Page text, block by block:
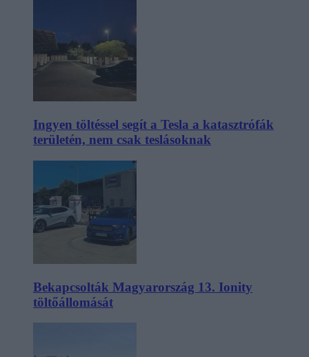
Ingyen töltéssel segít a Tesla a katasztrófák
területén, nem csak teslásoknak
Bekapcsolták Magyarország 13. Ionity
töltőállomását